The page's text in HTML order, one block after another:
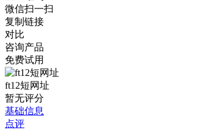
微信扫一扫
复制链接
对比
咨询产品
免费试用
ft12短网址
暂无评分
基础信息
点评